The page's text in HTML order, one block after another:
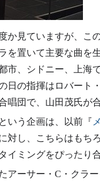
か見ていますが、
を置いて主要な曲を
市、シドニー、上海
日の指揮はロバート
唱団で、山田茂氏が
いう企画は、以前『
対し、こちらはもち
イミングをぴったり
アーサー・C・クラ